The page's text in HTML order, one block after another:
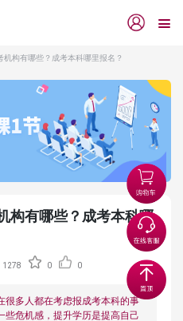
机构有哪些？成考本科哪里报名？
构有哪些？成考本科哪
1278 0 0
很多人都在考虑报成考本科的事
些危机感，提升学历是提高自己